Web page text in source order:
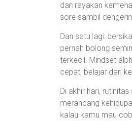
dan rayakan
sore sambil
Dan satu lagi:
pernah bolong
terkecil. Mindset
cepat, belajar dari
Di akhir hari,
merancang
kalau kamu mau